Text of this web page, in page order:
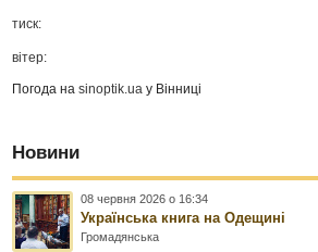
тиск:
вітер:
Погода наsinoptik.ua у Вінниці
Новини
08 червня 2026 о 16:34
Українська книга на Одещині
Громадянська